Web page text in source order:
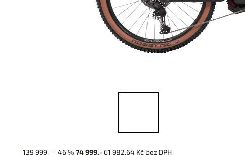
139 999,- –46 %74 999,- 61 982,64 Kč bez DPH